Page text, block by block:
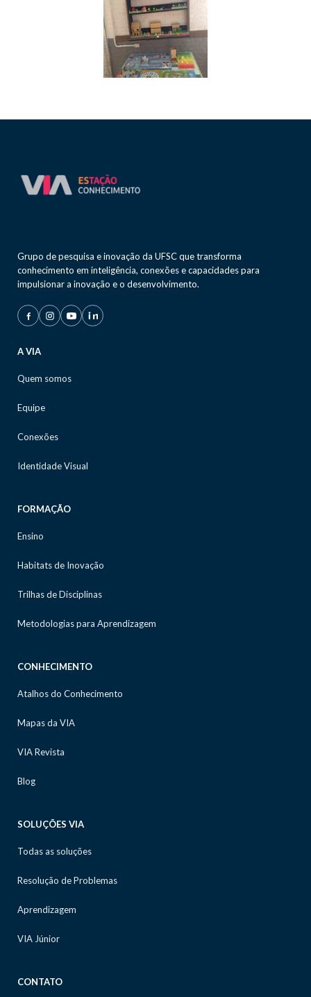
Grupo de pesquisa e inovação da UFSC que transforma
conhecimento em inteligência, conexões e capacidades para
impulsionar a inovação e o desenvolvimento.
A VIA
Quem somos
Equipe
Conexões
Identidade Visual
FORMAÇÃO
Ensino
Habitats de Inovação
Trilhas de Disciplinas
Metodologias para Aprendizagem
CONHECIMENTO
Atalhos do Conhecimento
Mapas da VIA
VIA Revista
Blog
SOLUÇÕES VIA
Todas as soluções
Resolução de Problemas
Aprendizagem
VIA Júnior
CONTATO